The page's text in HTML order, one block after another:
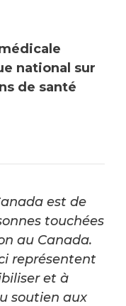
national sur
de santé
est de
touchées
au Canada.
représentent
et à
soutien aux